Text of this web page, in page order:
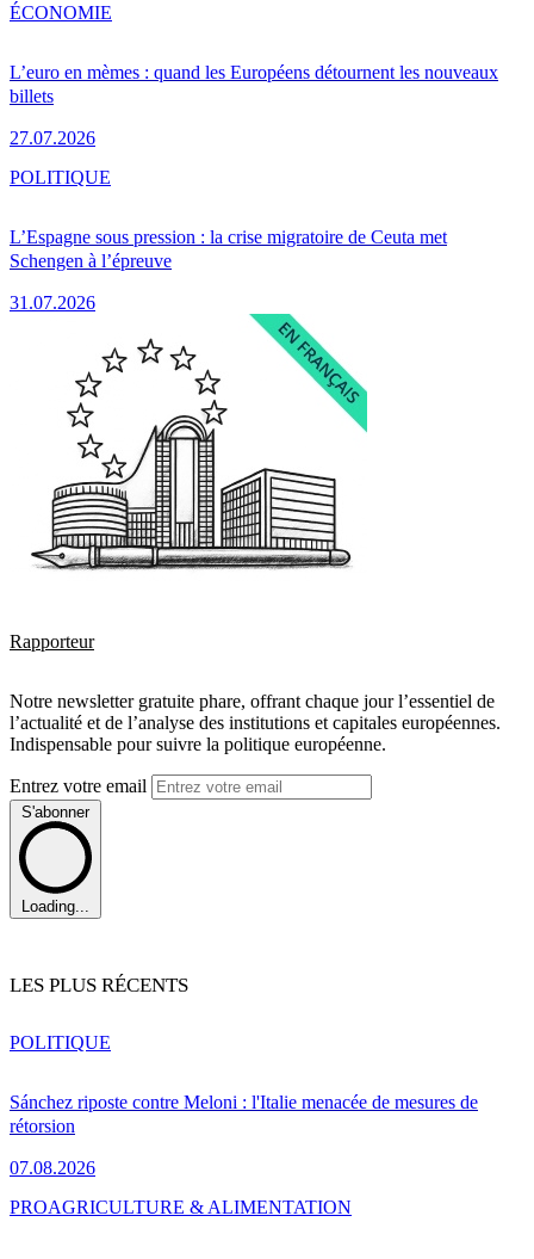
L’euro en mèmes : quand les Européens détournent les nouveaux
billets
27.07.2026
ÉCONOMIE
L’Espagne sous pression : la crise migratoire de Ceuta met
Schengen à l’épreuve
31.07.2026
POLITIQUE
Rapporteur
Notre newsletter gratuite phare, offrant chaque jour l’essentiel de
l’actualité et de l’analyse des institutions et capitales européennes.
Indispensable pour suivre la politique européenne.
Entrez votre email
S'abonner
Loading...
LES PLUS RÉCENTS
Sánchez riposte contre Meloni : l'Italie menacée de mesures de
rétorsion
07.08.2026
POLITIQUE
PROAGRICULTURE & ALIMENTATION